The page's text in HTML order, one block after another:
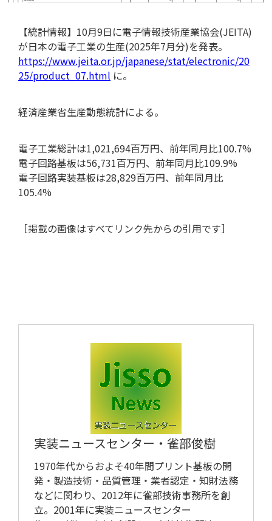
用語集
ツール/設備
【統計情報】10月9日に電子情報技術産業協会(JEITA)
が日本の電子工業の生産(2025年7月分)を発表。
https://www.jeita.or.jp/japanese/stat/electronic/20
25/product_07.html に。
経済産業省生産動態統計による。
電子工業総計は1,021,694百万円、前年同月比100.7%
電子回路基板は56,731百万円、前年同月比109.9%
電子回路実装基板は28,829百万円、前年同月比
105.4%
［掲載の画像はすべてリンク先からの引用です］
実装ニュースセンター・ 雀部俊樹
1970年代からおよそ40年間プリント基板の開
発・製造技術・品質管理・業者認定・知財法務
などに関わり、2012年に雀部技術事務所を創
立。2001年に実装ニュースセンター